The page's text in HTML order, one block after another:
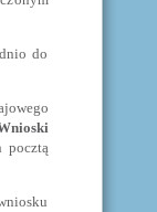
do
pocztą